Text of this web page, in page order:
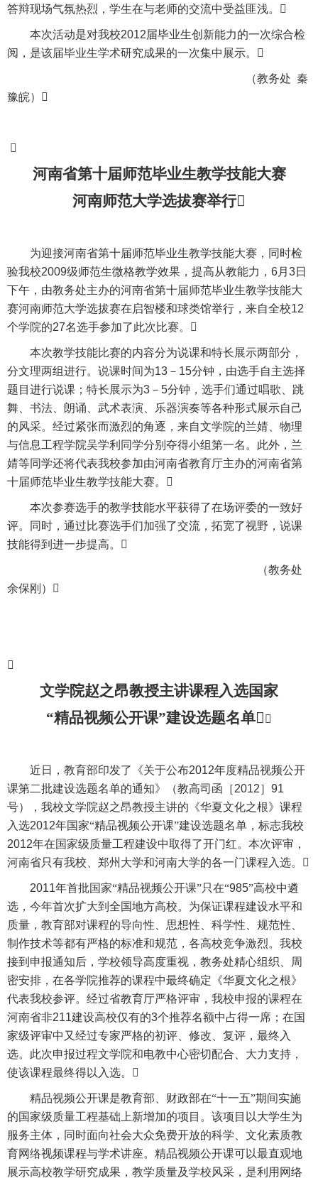
答辩现场气氛热烈，学生在与老师的交流中受益匪浅。

本次活动是对我校2012届毕业生创新能力的一次综合检
阅，是该届毕业生学术研究成果的一次集中展示。

（教务处 秦
豫皖）


河南省第十届师范毕业生教学技能大赛
河南师范大学选拔赛举行
为迎接河南省第十届师范毕业生教学技能大赛，同时检
验我校2009级师范生微格教学效果，提高从教能力， 6月 3日
下午，由教务处主办的河南省第十届师范毕业生教学技能大
赛河南师范大学选拔赛在启智楼和球类馆举行，来自全校12
个学院的27名选手参加了此次比赛。 
本次教学技能比赛的内容分为说课和特长展示两部分，
分文理两组进行。说课时间为13 － 15分钟，由选手自主选择
题目进行说课；特长展示为3 － 5分钟，选手们通过唱歌、跳
舞、书法、朗诵、武术表演、乐器演奏等各种形式展示自己
的风采。经过紧张而激烈的角逐，来自文学院的兰婧、物理
与信息工程学院吴学利同学分别夺得小组第一名。此外，兰
婧等同学还将代表我校参加由河南省教育厅主办的河南省第
十届师范毕业生教学技能大赛。

本次参赛选手的教学技能水平获得了在场评委的一致好
评。同时，通过比赛选手们加强了交流，拓宽了视野，说课
技能得到进一步提高。

（教务处
余保刚）


文学院赵之昂教授主讲课程入选国家
“精品视频公开课”建设选题名单 
近日，教育部印发了《关于公布2012年度精品视频公开
课第二批建设选题名单的通知》（教高司函［2012］ 91
号），我校文学院赵之昂教授主讲的《华夏文化之根》课程
入选2012年国家“精品视频公开课”建设选题名单，标志我校
2012年在国家级质量工程建设中取得了开门红。本次评审，
河南省只有我校、郑州大学和河南大学的各一门课程入选。

2011年首批国家“精品视频公开课”只在“985”高校中遴
选，今年首次扩大到全国地方高校。为保证课程建设水平和
质量，教育部对课程的导向性、思想性、科学性、规范性、
制作技术等都有严格的标准和规范，各高校竞争激烈。我校
接到申报通知后，学校领导高度重视，教务处精心组织、周
密安排，在各学院推荐的课程中最终确定《华夏文化之根》
代表我校参评。经过省教育厅严格评审，我校申报的课程在
河南省非211建设高校仅有的3个推荐名额中占得一席；在国
家级评审中又经过专家严格的初评、修改、复评，最终入
选。此次申报过程文学院和电教中心密切配合、大力支持，
使该课程最终得以入选。

精品视频公开课是教育部、财政部在“十一五”期间实施
的国家级质量工程基础上新增加的项目。该项目以大学生为
服务主体，同时面向社会大众免费开放的科学、文化素质教
育网络视频课程与学术讲座。精品视频公开课可以最直观地
展示高校教学研究成果，教学质量及学校风采，是利用网络